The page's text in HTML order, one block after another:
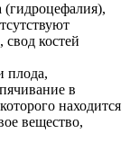
(гидроцефалия),
костей
плода,
в
находится
вещество,